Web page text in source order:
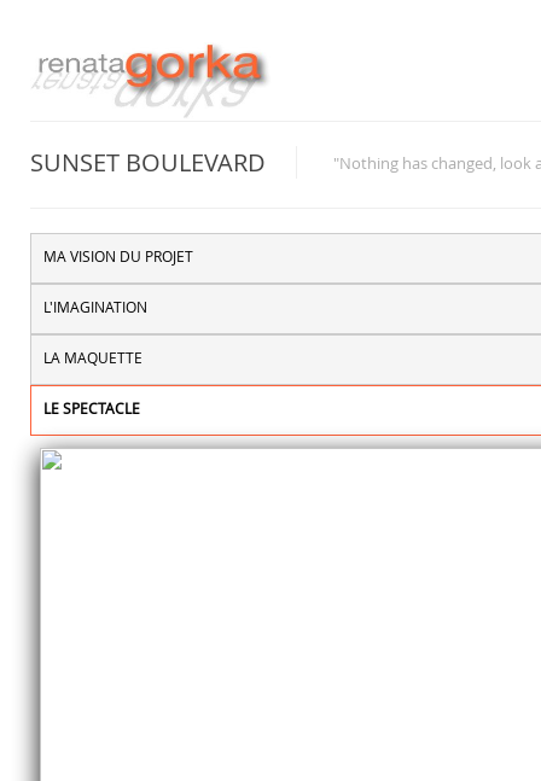
SUNSET BOULEVARD "Nothing has changed, look
MA VISION DU PROJET
L'IMAGINATION
LA MAQUETTE
LE SPECTACLE